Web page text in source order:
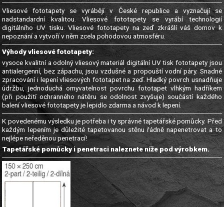
Vliesové fototapety se vyrábějí v České republice a vyznačují se
nadstandardní kvalitou. Vliesové fototapety se vyrábí technologií
digitálního UV tisku. Vliesové fototapety na zeď zkrášlí váš domov k
nepoznání a vytvoří v něm zcela pohodovou atmosféru.
Výhody vliesové fototapety:
vysoce kvalitní a odolný vliesový materiál digitální UV tisk fototapety jsou
antialergenní, bez zápachu, jsou vzdušné a propouští vodní páry. Snadné
zpracování i lepení vliesových fototapet na zeď. Hladký povrch usnadňuje
údržbu, jednoduchá omyvatelnost povrchu fototapet vlhkým hadříkem
(při použití ochranného nátěru se odolnost zvyšuje) součástí každého
balení vliesové fototapety je lepidlo zdarma a návod k lepení.
K povedenému výsledku je potřeba i ty správné tapetářské pomůcky. Před
každým lepením je důležité tapetovanou stěnu řádně napenetrovat a to
nejlépe neředěnou penetrací!
Tapetářské pomůcky i penetraci naleznete níže pod výrobkem.